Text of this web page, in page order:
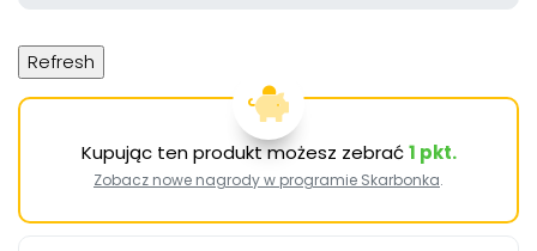
Kupując ten produkt możesz zebrać1 pkt.
Zobacz nowe nagrody w programie Skarbonka.